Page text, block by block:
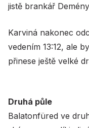
jistě brankář
Karviná nakonec
vedením 13:12, ale
přinese ještě velké
Druhá půle
Balatonfüred ve